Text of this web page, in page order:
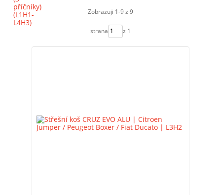
Zobrazuji 1-9 z 9
strana z 1